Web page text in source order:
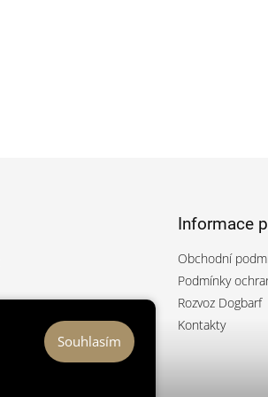
Souhlasím
Informace
Obchodní
Podmínky
Rozvoz Dogbarf
Kontakty